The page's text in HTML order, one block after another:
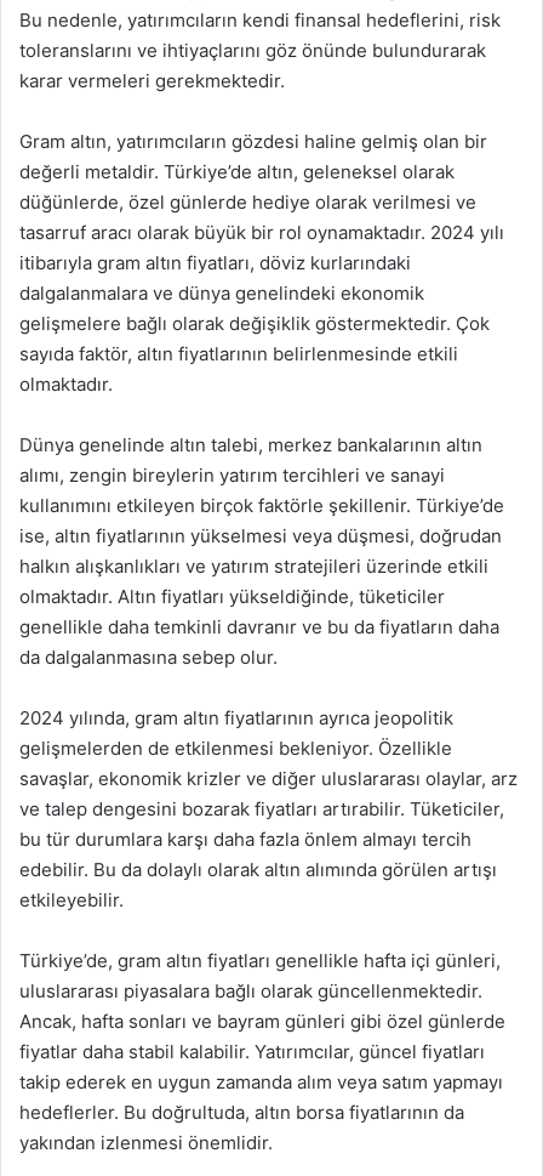
Bu nedenle, yatırımcıların kendi finansal hedeflerini, risk
toleranslarını ve ihtiyaçlarını göz önünde bulundurarak
karar vermeleri gerekmektedir.
Gram altın, yatırımcıların gözdesi haline gelmiş olan bir
değerli metaldir. Türkiye’de altın, geleneksel olarak
düğünlerde, özel günlerde hediye olarak verilmesi ve
tasarruf aracı olarak büyük bir rol oynamaktadır. 2024 yılı
itibarıyla gram altın fiyatları, döviz kurlarındaki
dalgalanmalara ve dünya genelindeki ekonomik
gelişmelere bağlı olarak değişiklik göstermektedir. Çok
sayıda faktör, altın fiyatlarının belirlenmesinde etkili
olmaktadır.
Dünya genelinde altın talebi, merkez bankalarının altın
alımı, zengin bireylerin yatırım tercihleri ve sanayi
kullanımını etkileyen birçok faktörle şekillenir. Türkiye’de
ise, altın fiyatlarının yükselmesi veya düşmesi, doğrudan
halkın alışkanlıkları ve yatırım stratejileri üzerinde etkili
olmaktadır. Altın fiyatları yükseldiğinde, tüketiciler
genellikle daha temkinli davranır ve bu da fiyatların daha
da dalgalanmasına sebep olur.
2024 yılında, gram altın fiyatlarının ayrıca jeopolitik
gelişmelerden de etkilenmesi bekleniyor. Özellikle
savaşlar, ekonomik krizler ve diğer uluslararası olaylar, arz
ve talep dengesini bozarak fiyatları artırabilir. Tüketiciler,
bu tür durumlara karşı daha fazla önlem almayı tercih
edebilir. Bu da dolaylı olarak altın alımında görülen artışı
etkileyebilir.
Türkiye’de, gram altın fiyatları genellikle hafta içi günleri,
uluslararası piyasalara bağlı olarak güncellenmektedir.
Ancak, hafta sonları ve bayram günleri gibi özel günlerde
fiyatlar daha stabil kalabilir. Yatırımcılar, güncel fiyatları
takip ederek en uygun zamanda alım veya satım yapmayı
hedeflerler. Bu doğrultuda, altın borsa fiyatlarının da
yakından izlenmesi önemlidir.